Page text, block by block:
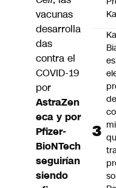
vacunas
desarrolla
das
contra el
COVID-19
por
AstraZen
eca y por
Pfizer-
BioNTech
seguirían
siendo
es
de